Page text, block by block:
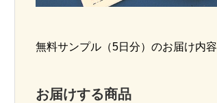
無料サンプル（5日分）のお届け内容
お届けする商品